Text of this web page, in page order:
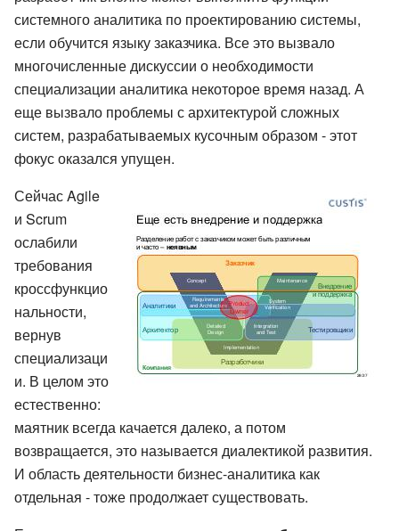
системного аналитика по проектированию системы,
если обучится языку заказчика. Все это вызвало
многочисленные дискуссии о необходимости
специализации аналитика некоторое время назад. А
еще вызвало проблемы с архитектурой сложных
систем, разрабатываемых кусочным образом - этот
фокус оказался упущен.
Сейчас Agile
и Scrum
ослабили
требования
кроссфункцио
нальности,
вернув
специализаци
и. В целом это
естественно:
маятник всегда качается далеко, а потом
возвращается, это называется диалектикой развития.
И область деятельности бизнес-аналитика как
отдельная - тоже продолжает существовать.